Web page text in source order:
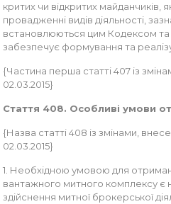
критих чи відкритих майданчиків,
провадженні видів діяльності,
встановлюються цим Кодексом
забезпечує формування та
{Частина перша статті 407 із
02.03.2015}
Стаття 408. Особливі умови
{Назва статті 408 із змінами,
02.03.2015}
1. Необхідною умовою для
вантажного митного комплексу є
здійснення митної брокерської